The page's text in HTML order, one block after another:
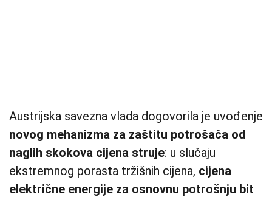
Austrijska savezna vlada dogovorila je uvođenje
novog mehanizma za zaštitu potrošača od
naglih skokova cijena struje: u slučaju
ekstremnog porasta tržišnih cijena, cijena
električne energije za osnovnu potrošnju bit